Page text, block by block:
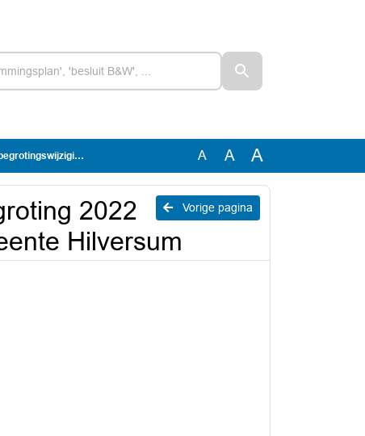
gemeente Hilversum A A A
Vorige pagina
2022
Hilversum